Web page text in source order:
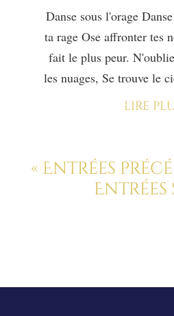
Danse sous l'orage
ta rage Ose affronter tes
fait le plus peur.
les nuages, Se trouve le
lire
« Entrées
Entrées